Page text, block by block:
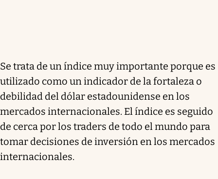
Se trata de un índice muy importante porque es
utilizado como un indicador de la fortaleza o
debilidad del dólar estadounidense en los
mercados internacionales. El índice es seguido
de cerca por los traders de todo el mundo para
tomar decisiones de inversión en los mercados
internacionales.